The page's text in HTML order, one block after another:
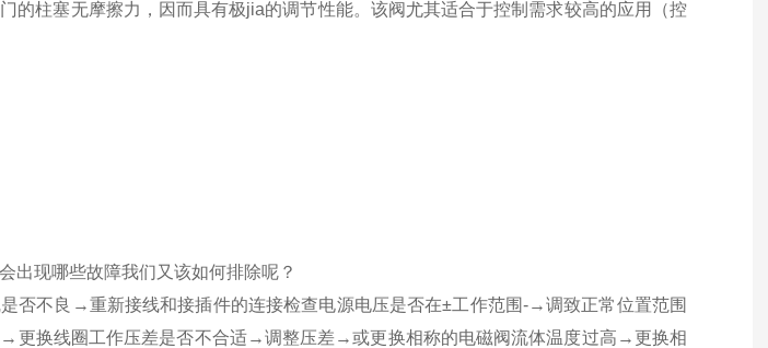
的柱塞无摩擦力，因而具有极jia的调节性能。该阀尤其适合于控制需求较高的应用（控
出现哪些故障我们又该如何排除呢？
否不良→重新接线和接插件的连接检查电源电压是否在±工作范围-→调致正常位置范围
更换线圈工作压差是否不合适→调整压差→或更换相称的电磁阀流体温度过高→更换相